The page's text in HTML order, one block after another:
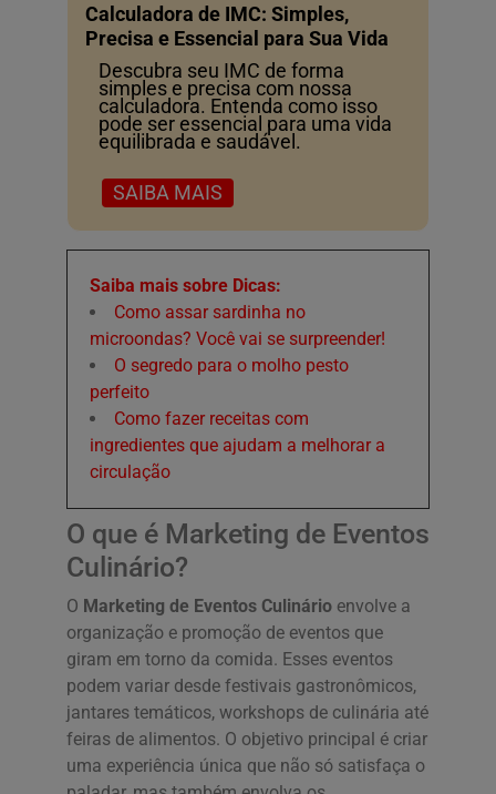
Calculadora de IMC: Simples,
Precisa e Essencial para Sua Vida
Descubra seu IMC de forma
simples e precisa com nossa
calculadora. Entenda como isso
pode ser essencial para uma vida
equilibrada e saudável.
SAIBA MAIS
Saiba mais sobre Dicas:
Como assar sardinha no
microondas? Você vai se surpreender!
O segredo para o molho pesto
perfeito
Como fazer receitas com
ingredientes que ajudam a melhorar a
circulação
O que é Marketing de Eventos
Culinário?
O Marketing de Eventos Culinário envolve a
organização e promoção de eventos que
giram em torno da comida. Esses eventos
podem variar desde festivais gastronômicos,
jantares temáticos, workshops de culinária até
feiras de alimentos. O objetivo principal é criar
uma experiência única que não só satisfaça o